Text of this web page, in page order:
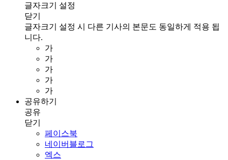
글자크기 설정
닫기
글자크기 설정 시 다른 기사의 본문도 동일하게 적용 됩
니다.
가
가
가
가
가
공유하기
공유
닫기
페이스북
네이버블로그
엑스